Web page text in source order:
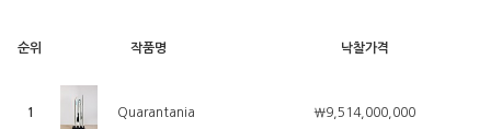
순위 작품명 낙찰가격
1 Quarantania ￦9,514,000,000